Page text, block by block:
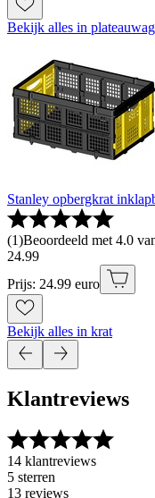
Bekijk alles in
Stanley opbergkrat
(1)Beoordeeld met 4.0
24.99
Prijs: 24.99 euro
Bekijk alles in krat
Klantreviews
14 klantreviews
5 sterren
13 reviews